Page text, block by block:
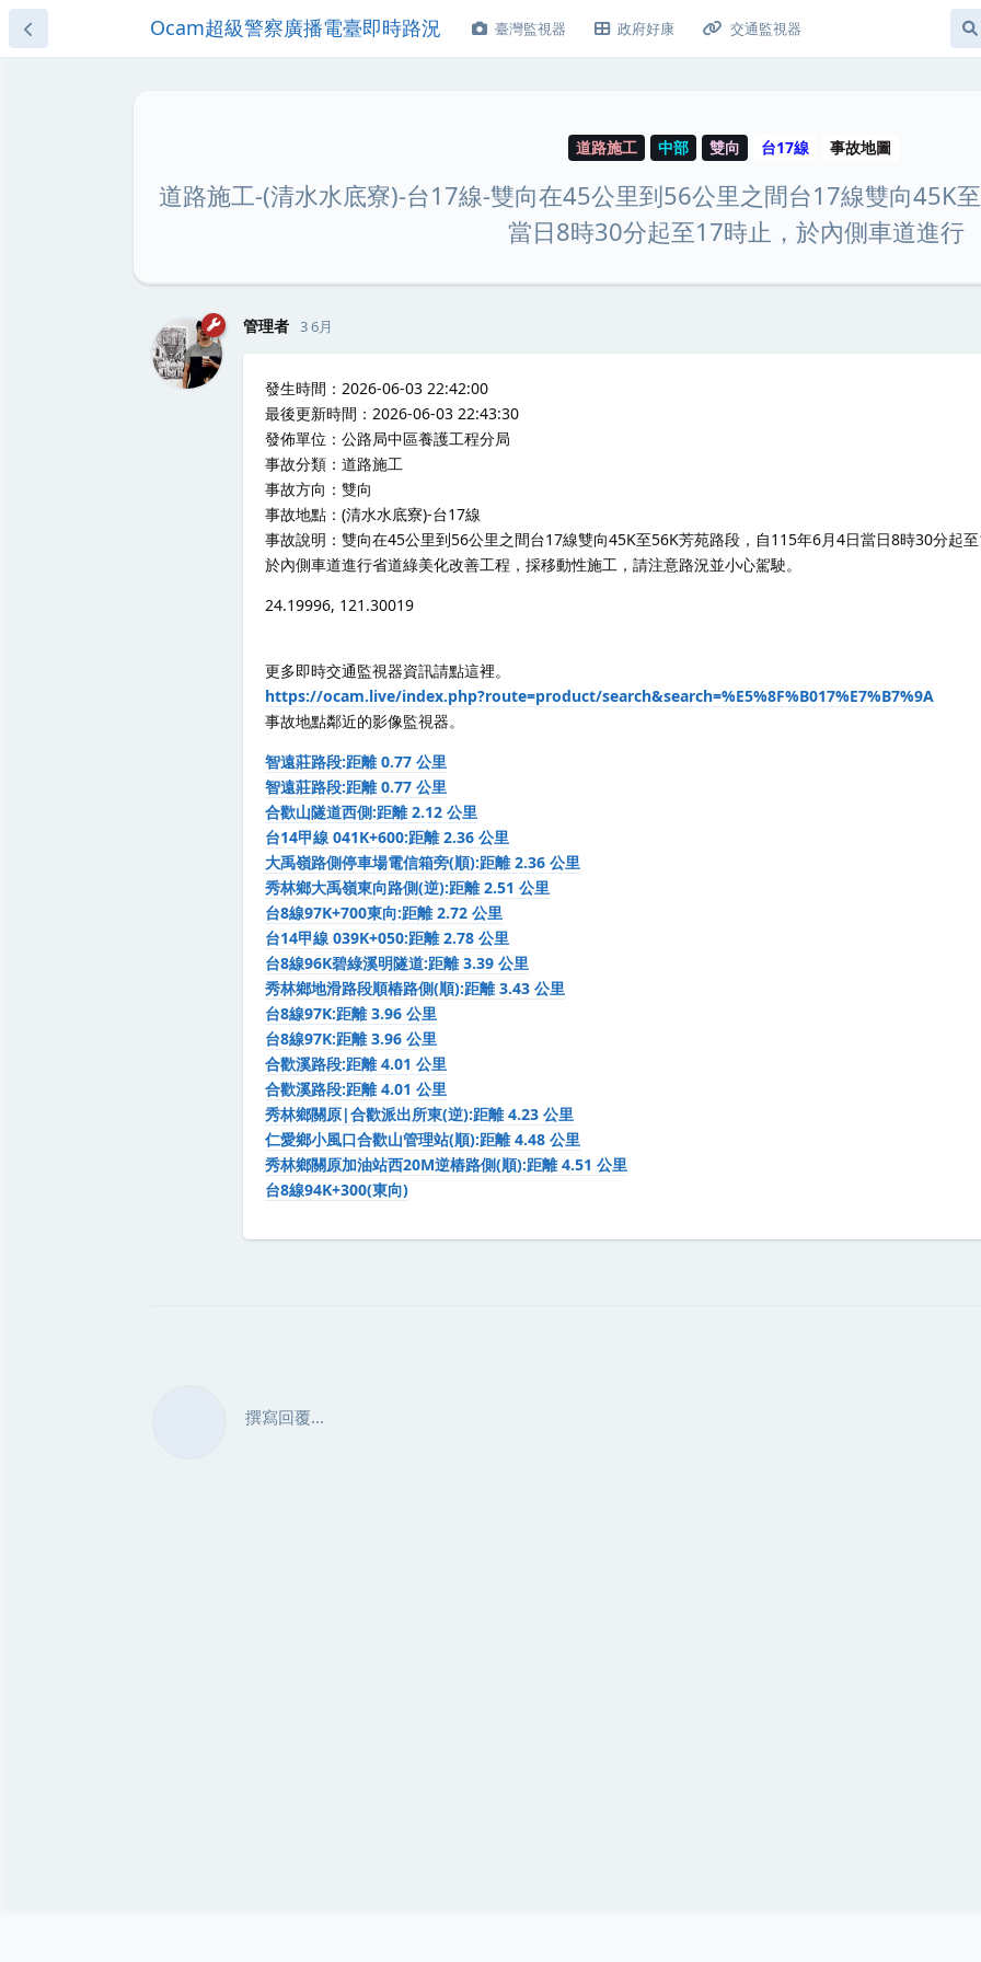
Ocam超級警察廣播電臺即時路況 臺灣監視器 政府好康 交通監視器
道路施工 中部 雙向 台17線 事故地圖
道路施工-(清水水底寮)-台17線-雙向在45公里到56公里之間台17線雙向45K
當日8時30分起至17時止，於內側車道進行
管理者 3 6月
發生時間：2026-06-03 22:42:00
最後更新時間：2026-06-03 22:43:30
發佈單位：公路局中區養護工程分局
事故分類：道路施工
事故方向：雙向
事故地點：(清水水底寮)-台17線
事故說明：雙向在45公里到56公里之間台17線雙向45K至56K芳苑路段，自115年6月4日當日8時30分起
於內側車道進行省道綠美化改善工程，採移動性施工，請注意路況並小心駕駛。
24.19996, 121.30019
更多即時交通監視器資訊請點這裡。
https://ocam.live/index.php?route=product/search&search=%E5%8F%B017%E7%B7%9A
事故地點鄰近的影像監視器。
智遠莊路段:距離 0.77 公里
智遠莊路段:距離 0.77 公里
合歡山隧道西側:距離 2.12 公里
台14甲線 041K+600:距離 2.36 公里
大禹嶺路側停車場電信箱旁(順):距離 2.36 公里
秀林鄉大禹嶺東向路側(逆):距離 2.51 公里
台8線97K+700東向:距離 2.72 公里
台14甲線 039K+050:距離 2.78 公里
台8線96K碧綠溪明隧道:距離 3.39 公里
秀林鄉地滑路段順樁路側(順):距離 3.43 公里
台8線97K:距離 3.96 公里
台8線97K:距離 3.96 公里
合歡溪路段:距離 4.01 公里
合歡溪路段:距離 4.01 公里
秀林鄉關原|合歡派出所東(逆):距離 4.23 公里
仁愛鄉小風口合歡山管理站(順):距離 4.48 公里
秀林鄉關原加油站西20M逆樁路側(順):距離 4.51 公里
台8線94K+300(東向)
撰寫回覆...